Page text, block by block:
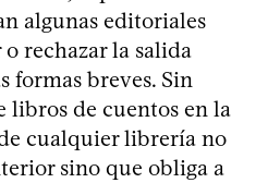
algunas editoriales
rechazar la salida
formas breves. Sin
libros de cuentos en la
cualquier librería no
sino que obliga a